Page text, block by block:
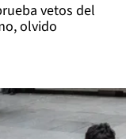
vetos del
olvido